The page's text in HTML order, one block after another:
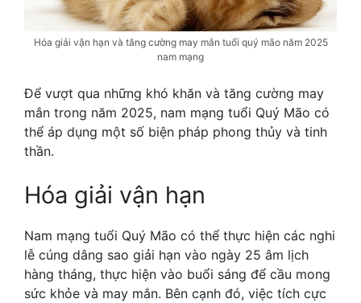
Hóa giải vận hạn và tăng cường may mắn tuổi quý mão năm 2025
nam mạng
Để vượt qua những khó khăn và tăng cường may
mắn trong năm 2025, nam mạng tuổi Quý Mão có
thể áp dụng một số biện pháp phong thủy và tinh
thần.
Hóa giải vận hạn
Nam mạng tuổi Quý Mão có thể thực hiện các nghi
lễ cúng dâng sao giải hạn vào ngày 25 âm lịch
hàng tháng, thực hiện vào buổi sáng để cầu mong
sức khỏe và may mắn. Bên cạnh đó, việc tích cực